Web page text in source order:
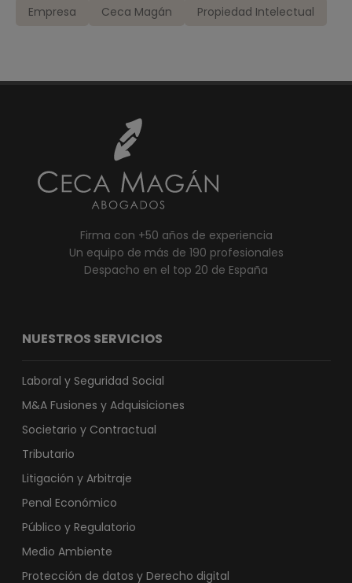
Empresa
Ceca Magán Propiedad Intelectual
Firma con +50 años de experiencia
Un equipo de más de 190 profesionales
Despacho en el top 20 de España
NUESTROS SERVICIOS
Laboral y Seguridad Social
M&A Fusiones y Adquisiciones
Societario y Contractual
Tributario
Litigación y Arbitraje
Penal Económico
Público y Regulatorio
Medio Ambiente
Protección de datos y Derecho digital